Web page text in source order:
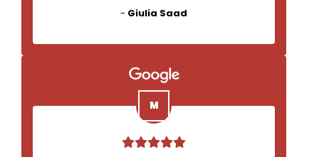
- Giulia Saad